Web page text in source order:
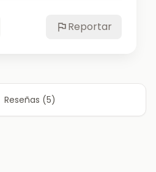
Reportar
Reseñas (5)